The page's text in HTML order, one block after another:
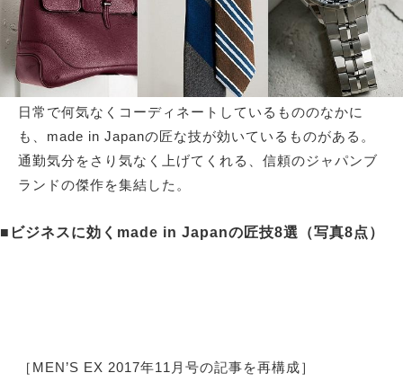
日常で何気なくコーディネートしているもののなかに
も、made in Japanの匠な技が効いているものがある。
通勤気分をさり気なく上げてくれる、信頼のジャパンブ
ランドの傑作を集結した。
■ビジネスに効くmade in Japanの匠技8選（写真8点）
［MEN’S EX 2017年11月号の記事を再構成］
サイトマップ